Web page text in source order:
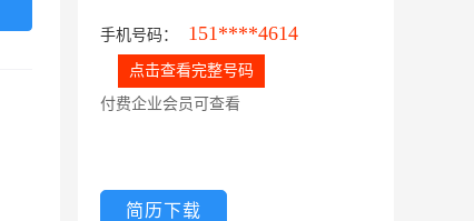
手机号码： 151****4614
点击查看完整号码
付费企业会员可查看
简历下载